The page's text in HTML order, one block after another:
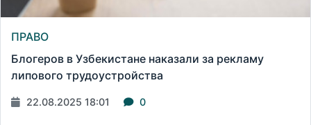
ПРАВО
Блогеров в Узбекистане наказали за рекламу
липового трудоустройства
22.08.2025 18:01 0